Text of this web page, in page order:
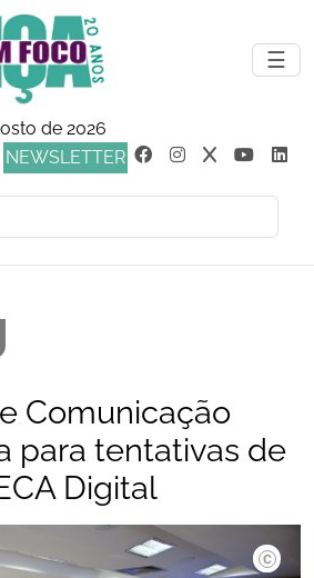
☰
de 2026
NEWSLETTER
Comunicação
para tentativas de
Digital
©Saulo